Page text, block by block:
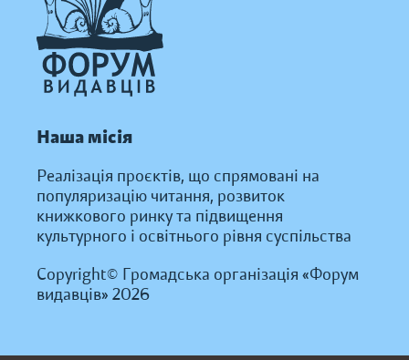
Наша місія
Реалізація проєктів, що спрямовані на
популяризацію читання, розвиток
книжкового ринку та підвищення
культурного і освітнього рівня суспільства
Copyright© Громадська організація «Форум
видавців» 2026